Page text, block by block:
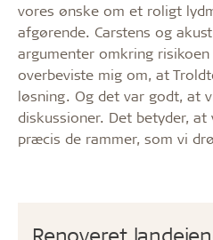
Renoveret
vores ønske om et roligt
afgørende. Carstens og
argumenter omkring
overbeviste mig om, at
løsning. Og det var godt, at
diskussioner. Det betyder,
præcis de rammer, som vi